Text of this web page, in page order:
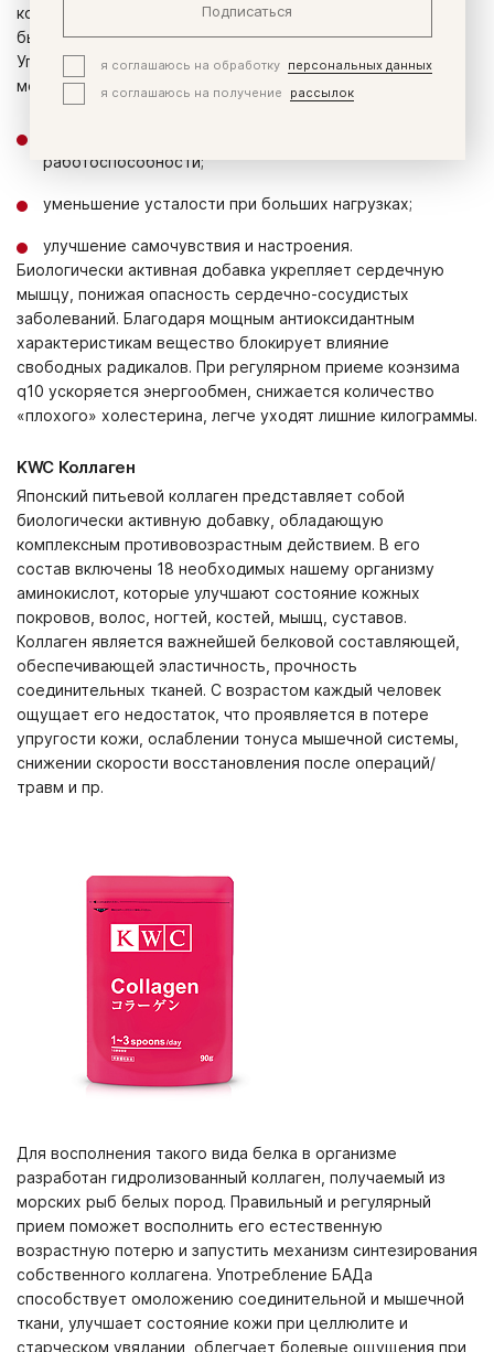
коэнзима, что вызывает перебои в работе сердца,
быструю утомляемость, депрессии, ожирение.
Употребляя по 2 капсулы ежедневно на протяжении
месяца, можно заметить:
работоспособности;
уменьшение усталости при больших нагрузках;
улучшение самочувствия и настроения.
Биологически активная добавка укрепляет сердечную
мышцу, понижая опасность сердечно-сосудистых
заболеваний. Благодаря мощным антиоксидантным
характеристикам вещество блокирует влияние
свободных радикалов. При регулярном приеме коэнзима
q10 ускоряется энергообмен, снижается количество
«плохого» холестерина, легче уходят лишние килограммы.
KWC Коллаген
Японский питьевой коллаген представляет собой
биологически активную добавку, обладающую
комплексным противовозрастным действием. В его
состав включены 18 необходимых нашему организму
аминокислот, которые улучшают состояние кожных
покровов, волос, ногтей, костей, мышц, суставов.
Коллаген является важнейшей белковой составляющей,
обеспечивающей эластичность, прочность
соединительных тканей. С возрастом каждый человек
ощущает его недостаток, что проявляется в потере
упругости кожи, ослаблении тонуса мышечной системы,
снижении скорости восстановления после операций/
травм и пр.
Для восполнения такого вида белка в организме
разработан гидролизованный коллаген, получаемый из
морских рыб белых пород. Правильный и регулярный
прием поможет восполнить его естественную
возрастную потерю и запустить механизм синтезирования
собственного коллагена. Употребление БАДа
способствует омоложению соединительной и мышечной
ткани, улучшает состояние кожи при целлюлите и
старческом увядании, облегчает болевые ощущения при
Подписаться
я соглашаюсь на обработку
персональных данных
я соглашаюсь на получение
рассылок